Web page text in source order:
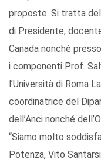
proposte. Si tratta
di Presidente,
Canada nonché
i componenti Prof.
l’Università di Roma
coordinatrice del
dell’Anci nonché
“Siamo molto
Potenza, Vito